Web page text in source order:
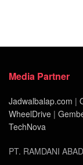
Media Partner
Jadwalbalap.com |
WheelDrive |
TechNova
PT. RAMDANI